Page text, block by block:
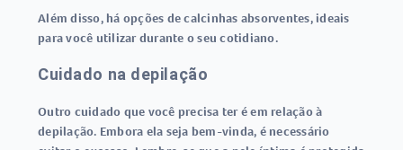
Além disso, há opções decalcinhas absorventes, ideais
para você utilizar durante o seu cotidiano.
Cuidado na depilação
Outro cuidado que você precisa ter é em relação à
depilação. Embora ela seja bem-vinda, é necessário